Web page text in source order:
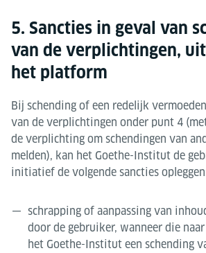
5. Sancties in geval van
van de verplichtingen,
het platform
Bij schending of een redelijk
van de verplichtingen onder punt 4
de verplichting om schendingen van
melden), kan het Goethe-Institut de
initiatief de volgende sancties
schrapping of aanpassing van
door de gebruiker, wanneer die
het Goethe-Institut een schending